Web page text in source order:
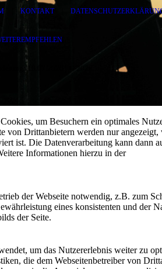
KONTAKT
18.07.2026 | © 2026
um Besuchern ein optimales
von Drittanbietern werden nur angezeigt,
ist. Die Datenverarbeitung kann dann
Informationen hierzu in der
der Webseite notwendig, z.B. zum
eines konsistenten und der
der Seite.
um das Nutzererlebnis weiter zu
die dem Webseitenbetreiber von